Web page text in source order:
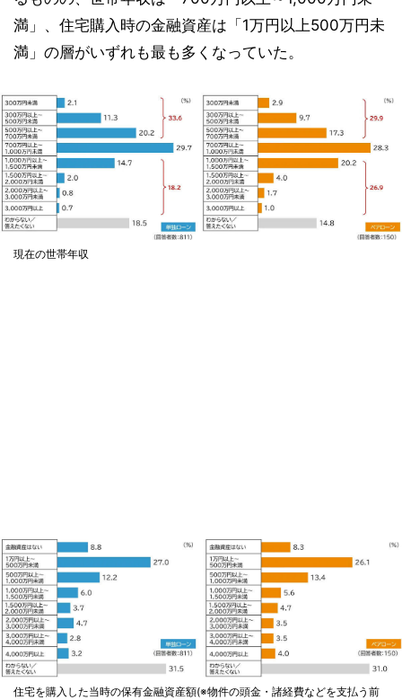
満」、住宅購入時の金融資産は「1万円以上500万円未
満」の層がいずれも最も多くなっていた。
現在の世帯年収
住宅を購入した当時の保有金融資産額(※物件の頭金・諸経費などを支払う前